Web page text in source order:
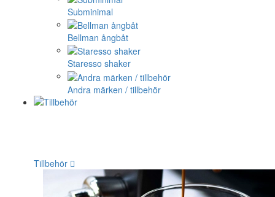
Subminimal
Bellman ångbåt
Staresso shaker
Andra märken / tillbehör
Tillbehör